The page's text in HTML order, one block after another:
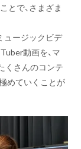
とで、さまざま
ュージックビデ
動画を、マ
くさんのコンテ
めていくことが